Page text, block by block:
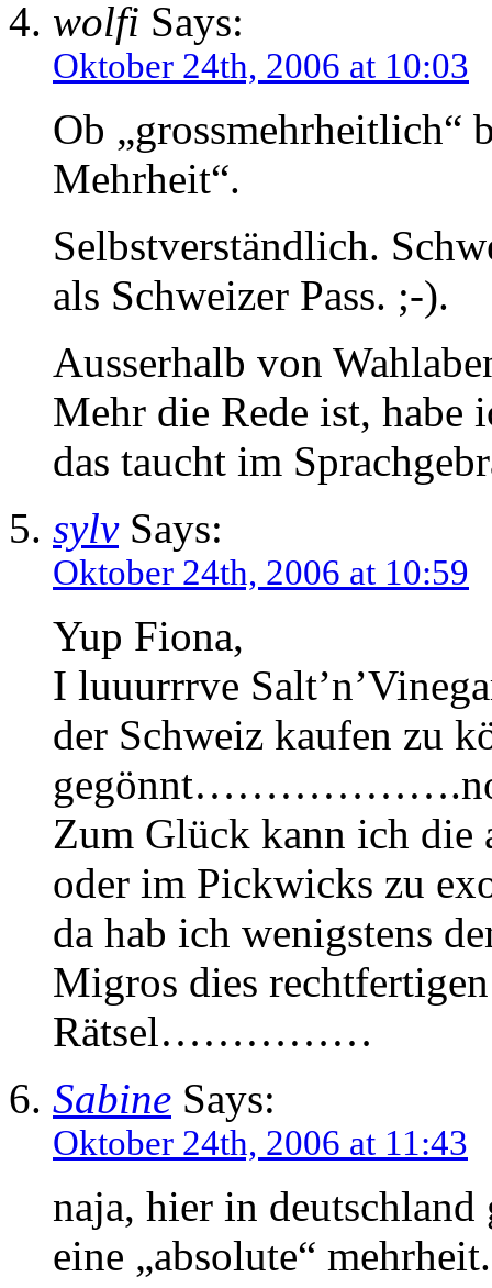
wolfi Says:
Oktober 24th, 2006 at 10:03
Ob „grossmehrheitlich“
Mehrheit“.
Selbstverständlich.
als Schweizer Pass. ;-).
Ausserhalb von
Mehr die Rede ist, habe
das taucht im
sylvSays:
Oktober 24th, 2006 at 10:59
Yup Fiona,
I luuurrrve
der Schweiz kaufen zu
Zum Glück kann ich die
oder im Pickwicks zu
da hab ich wenigstens
Migros dies
Rätsel……………
Sabine Says:
Oktober 24th, 2006 at 11:43
naja, hier in
eine „absolute“